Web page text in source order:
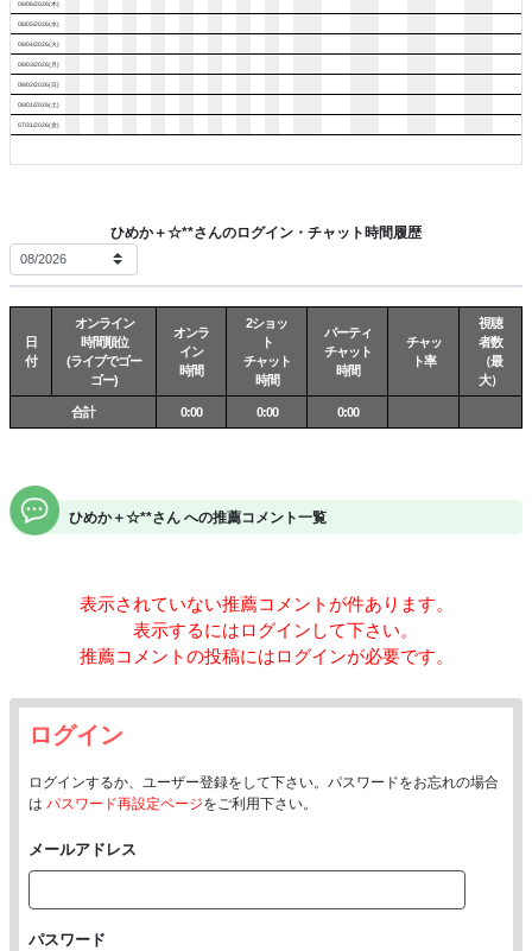
08/06/2026(木)
08/05/2026(水)
08/04/2026(火)
08/03/2026(月)
08/02/2026(日)
08/01/2026(土)
07/31/2026(金)
ひめか＋☆**さんのログイン・チャット時間履歴
日
付
オンライン
時間順位
(ライブでゴー
ゴー)
オンラ
イン
時間
2ショッ
ト
チャット
時間
パーティ
チャット
時間
チャッ
ト率
視聴
者数
（最
大）
合計 0:00 0:00 0:00
ひめか＋☆**さん への推薦コメント一覧
表示されていない推薦コメントが件あります。
表示するにはログインして下さい。
推薦コメントの投稿にはログインが必要です。
ログイン
ログインするか、ユーザー登録をして下さい。パスワードをお忘れの場合
は パスワード再設定ページをご利用下さい。
メールアドレス
パスワード